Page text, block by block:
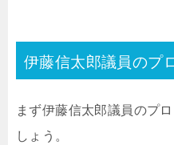
伊藤信太郎議員のプ
まず伊藤信太郎議員のプ
しょう。